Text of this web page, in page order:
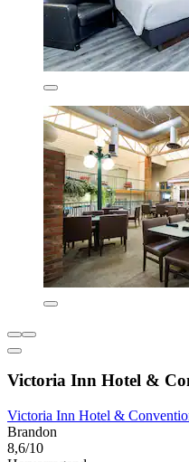
Victoria Inn Hotel &
Victoria Inn Hotel &
Brandon
8,6/10